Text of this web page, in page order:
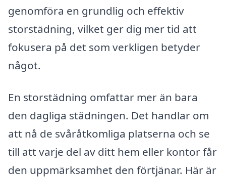
genomföra en grundlig och effektiv
storstädning, vilket ger dig mer tid att
fokusera på det som verkligen betyder
något.
En storstädning omfattar mer än bara
den dagliga städningen. Det handlar om
att nå de svåråtkomliga platserna och se
till att varje del av ditt hem eller kontor får
den uppmärksamhet den förtjänar. Här är